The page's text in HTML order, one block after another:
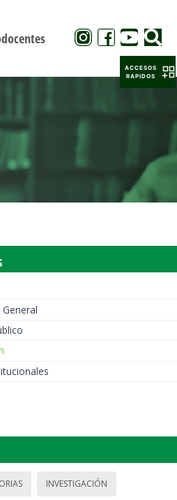
INVESTIGACIÓN
ACCESOS
RAPIDOS